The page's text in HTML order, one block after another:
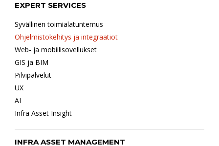
EXPERT SERVICES
Syvällinen toimialatuntemus
Ohjelmistokehitys ja integraatiot
Web- ja mobiilisovellukset
GIS ja BIM
Pilvipalvelut
UX
AI
Infra Asset Insight
INFRA ASSET MANAGEMENT